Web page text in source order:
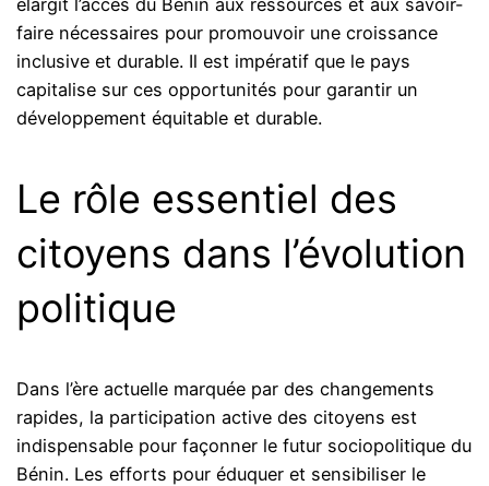
faire nécessaires pour promouvoir une croissance
inclusive et durable. Il est impératif que le pays
capitalise sur ces opportunités pour garantir un
développement équitable et durable.
Le rôle essentiel des
citoyens dans l’évolution
politique
Dans l’ère actuelle marquée par des changements
rapides, la participation active des citoyens est
indispensable pour façonner le futur sociopolitique du
Bénin. Les efforts pour éduquer et sensibiliser le